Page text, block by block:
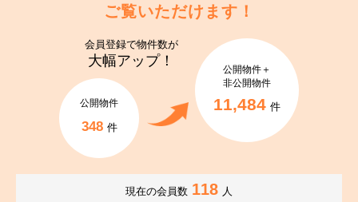
ご覧いただけます！
会員登録で物件数が
大幅アップ！
公開物件
348 件
公開物件＋
非公開物件
11,484 件
現在の会員数 118 人